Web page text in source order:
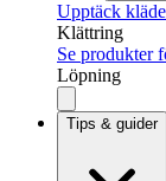
Upptäck
Klättring
Se produkter
Löpning
Tips & guider